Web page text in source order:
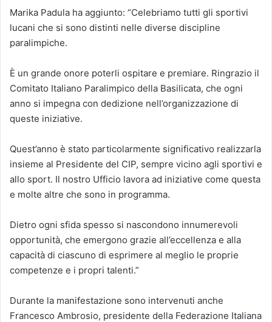
Marika Padula ha aggiunto: “Celebriamo tutti gli sportivi
lucani che si sono distinti nelle diverse discipline
paralimpiche.
È un grande onore poterli ospitare e premiare. Ringrazio il
Comitato Italiano Paralimpico della Basilicata, che ogni
anno si impegna con dedizione nell’organizzazione di
queste iniziative.
Quest’anno è stato particolarmente significativo realizzarla
insieme al Presidente del CIP, sempre vicino agli sportivi e
allo sport. Il nostro Ufficio lavora ad iniziative come questa
e molte altre che sono in programma.
Dietro ogni sfida spesso si nascondono innumerevoli
opportunità, che emergono grazie all’eccellenza e alla
capacità di ciascuno di esprimere al meglio le proprie
competenze e i propri talenti.”
Durante la manifestazione sono intervenuti anche
Francesco Ambrosio, presidente della Federazione Italiana